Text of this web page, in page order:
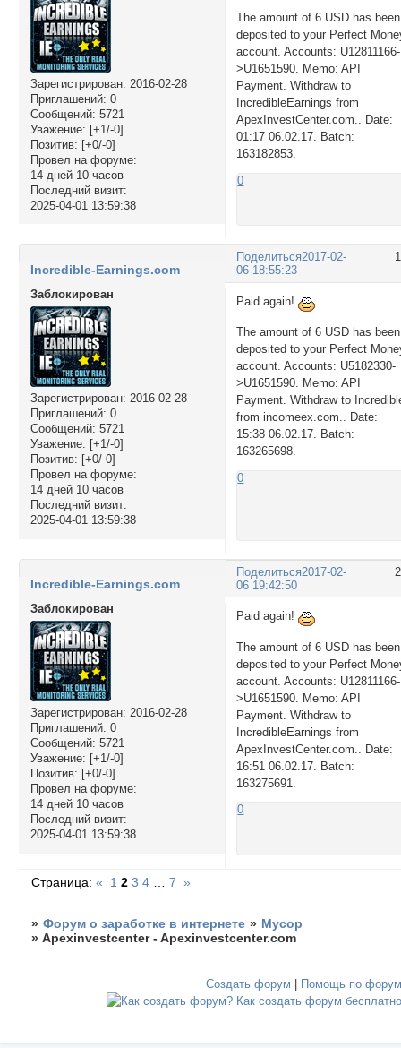
Зарегистрирован: 2016-02-28
Приглашений: 0
Сообщений: 5721
Уважение: [+1/-0]
Позитив: [+0/-0]
Провел на форуме:
14 дней 10 часов
Последний визит:
2025-04-01 13:59:38
The amount of 6 USD has been
deposited to your Perfect
account. Accounts: U12811166-
>U1651590. Memo: API
Payment. Withdraw to
IncredibleEarnings from
ApexInvestCenter.com.. Date:
01:17 06.02.17. Batch:
163182853.
0
Поделиться2017-02-
06 18:55:23
Incredible-Earnings.com
Заблокирован
Зарегистрирован: 2016-02-28
Приглашений: 0
Сообщений: 5721
Уважение: [+1/-0]
Позитив: [+0/-0]
Провел на форуме:
14 дней 10 часов
Последний визит:
2025-04-01 13:59:38
Paid again!
The amount of 6 USD has been
deposited to your Perfect
account. Accounts: U5182330-
>U1651590. Memo: API
Payment. Withdraw to
from incomeex.com.. Date:
15:38 06.02.17. Batch:
163265698.
0
Поделиться2017-02-
06 19:42:50
Incredible-Earnings.com
Заблокирован
Зарегистрирован: 2016-02-28
Приглашений: 0
Сообщений: 5721
Уважение: [+1/-0]
Позитив: [+0/-0]
Провел на форуме:
14 дней 10 часов
Последний визит:
2025-04-01 13:59:38
Paid again!
The amount of 6 USD has been
deposited to your Perfect
account. Accounts: U12811166-
>U1651590. Memo: API
Payment. Withdraw to
IncredibleEarnings from
ApexInvestCenter.com.. Date:
16:51 06.02.17. Batch:
163275691.
0
Страница:« 1 2 3 4 7 »
» Форум о заработке в интернете » Мусор
»Apexinvestcenter - Apexinvestcenter.com
Создать форум | Помощь по